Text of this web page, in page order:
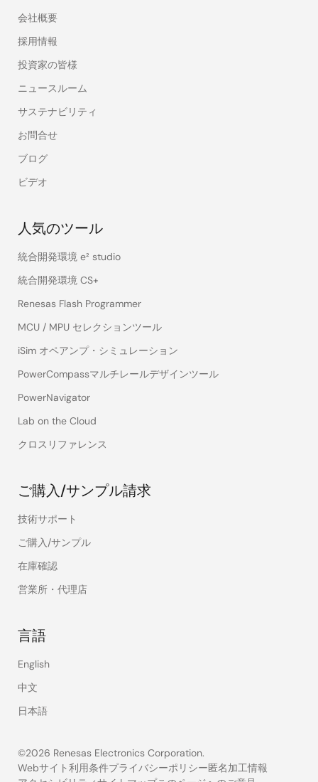
会社概要
採用情報
投資家の皆様
ニュースルーム
サステナビリティ
お問合せ
ブログ
ビデオ
人気のツール
統合開発環境 e² studio
統合開発環境 CS+
Renesas Flash Programmer
MCU / MPU セレクションツール
iSim オペアンプ・シミュレーション
PowerCompassマルチレールデザインツール
PowerNavigator
Lab on the Cloud
クロスリファレンス
ご購入/サンプル請求
技術サポート
ご購入/サンプル
在庫確認
営業所・代理店
言語
English
中文
日本語
©2026 Renesas Electronics Corporation.
Webサイト利用条件プライバシーポリシー匿名加工情報